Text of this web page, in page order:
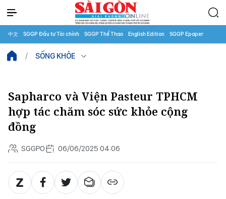
中文 SGGP Đầu tư Tài chính SGGP Thể Thao English Edition SGGP Epaper
SỐNG KHỎE
Sapharco và Viện Pasteur TPHCM
hợp tác chăm sóc sức khỏe cộng
đồng
SGGPO 06/06/2025 04:06